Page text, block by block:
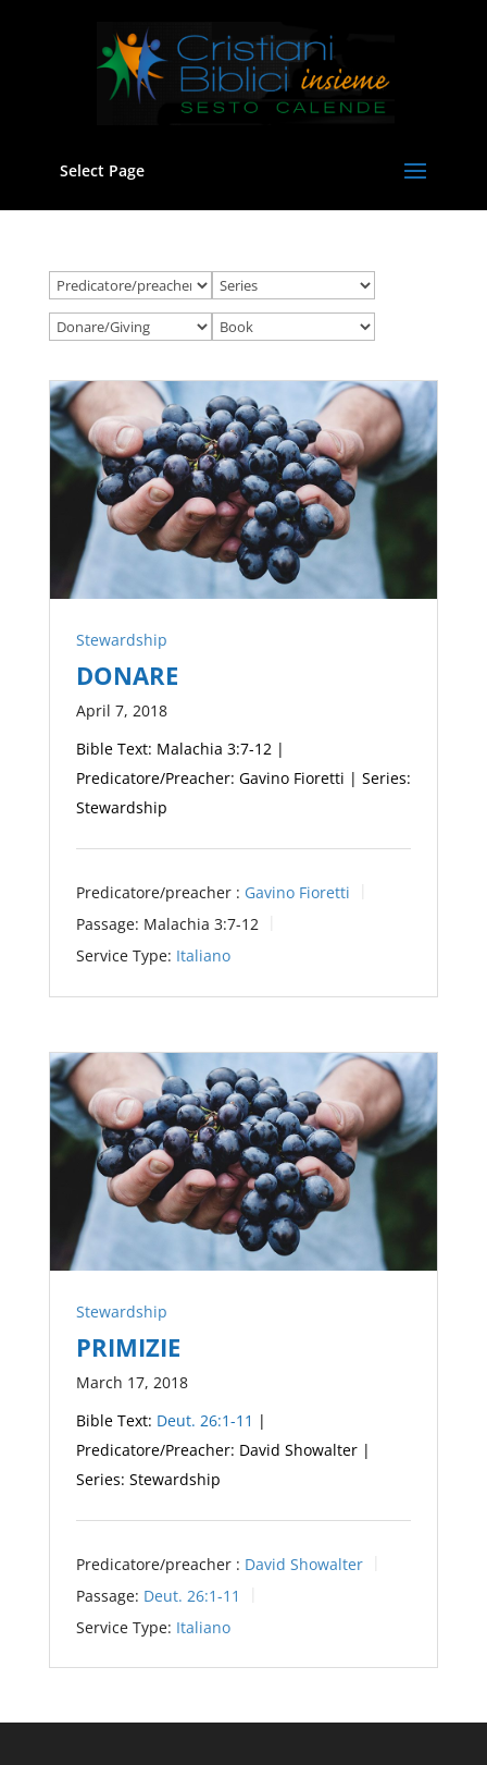
Select Page
Stewardship
DONARE
April 7, 2018
Bible Text: Malachia 3:7-12 |
Predicatore/Preacher: Gavino Fioretti | Series:
Stewardship
Predicatore/preacher : Gavino Fioretti
Passage: Malachia 3:7-12
Service Type: Italiano
Stewardship
PRIMIZIE
March 17, 2018
Bible Text: Deut. 26:1-11 |
Predicatore/Preacher: David Showalter |
Series: Stewardship
Predicatore/preacher : David Showalter
Passage: Deut. 26:1-11
Service Type: Italiano